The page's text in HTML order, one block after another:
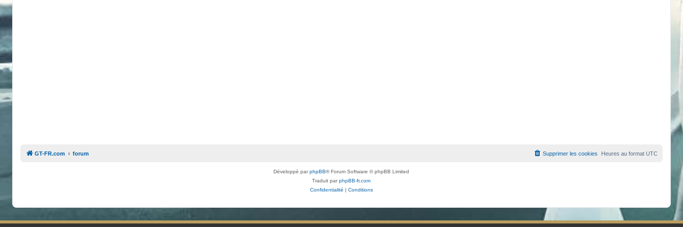
GT-FR.com forum Heures au format UTC
Supprimer les cookies
Développé parphpBB® Forum Software © phpBB Limited
Traduit parphpBB-fr.com
Confidentialité | Conditions